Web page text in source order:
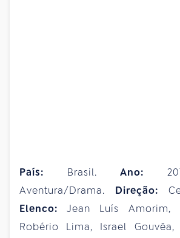
País: Brasil. Ano:
Aventura/Drama. Direção:
Elenco:Jean Luís Amorim,
Robério Lima, Israel Gouvêa,